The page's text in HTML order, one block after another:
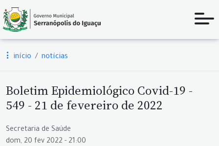
início notícias
Boletim Epidemiológico Covid-19 -
549 - 21 de fevereiro de 2022
Secretaria de Saúde
dom, 20 fev 2022 - 21:00